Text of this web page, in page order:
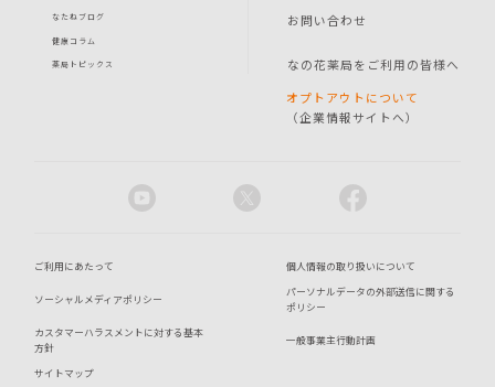
なたねブログ
健康コラム
薬局トピックス
お問い合わせ
なの花薬局をご利用の皆様へ
オプトアウトについて
（企業情報サイトへ）
ご利用にあたって 個人情報の取り扱いについて
ソーシャルメディアポリシー
パーソナルデータの外部送信に関する
ポリシー
カスタマーハラスメントに対する基本
方針
一般事業主行動計画
サイトマップ